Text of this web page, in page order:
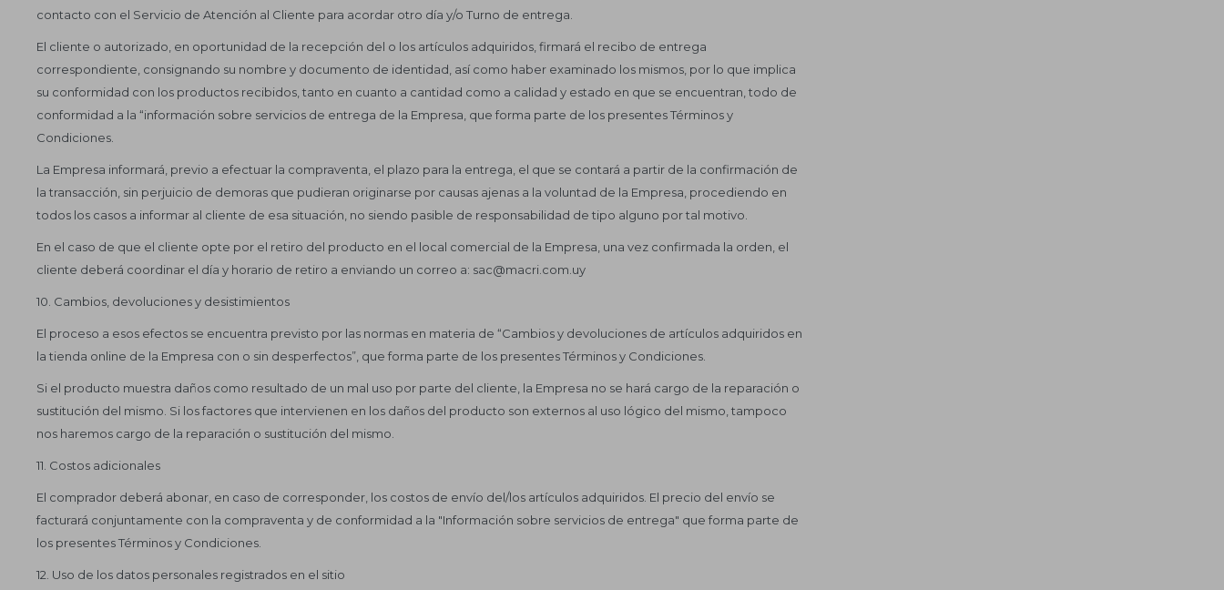
contacto con el Servicio de Atención al Cliente para acordar otro día y/o Turno de entrega.
El cliente o autorizado, en oportunidad de la recepción del o los artículos adquiridos, firmará el recibo de entrega
correspondiente, consignando su nombre y documento de identidad, así como haber examinado los mismos, por lo que implica
su conformidad con los productos recibidos, tanto en cuanto a cantidad como a calidad y estado en que se encuentran, todo de
conformidad a la “información sobre servicios de entrega de la Empresa, que forma parte de los presentes Términos y
Condiciones.
La Empresa informará, previo a efectuar la compraventa, el plazo para la entrega, el que se contará a partir de la confirmación de
la transacción, sin perjuicio de demoras que pudieran originarse por causas ajenas a la voluntad de la Empresa, procediendo en
todos los casos a informar al cliente de esa situación, no siendo pasible de responsabilidad de tipo alguno por tal motivo.
En el caso de que el cliente opte por el retiro del producto en el local comercial de la Empresa, una vez confirmada la orden, el
cliente deberá coordinar el día y horario de retiro a enviando un correo a: sac@macri.com.uy
10. Cambios, devoluciones y desistimientos
El proceso a esos efectos se encuentra previsto por las normas en materia de “Cambios y devoluciones de artículos adquiridos en
la tienda online de la Empresa con o sin desperfectos”, que forma parte de los presentes Términos y Condiciones.
Si el producto muestra daños como resultado de un mal uso por parte del cliente, la Empresa no se hará cargo de la reparación o
sustitución del mismo. Si los factores que intervienen en los daños del producto son externos al uso lógico del mismo, tampoco
nos haremos cargo de la reparación o sustitución del mismo.
11. Costos adicionales
El comprador deberá abonar, en caso de corresponder, los costos de envío del/los artículos adquiridos. El precio del envío se
facturará conjuntamente con la compraventa y de conformidad a la "Información sobre servicios de entrega" que forma parte de
los presentes Términos y Condiciones.
12. Uso de los datos personales registrados en el sitio